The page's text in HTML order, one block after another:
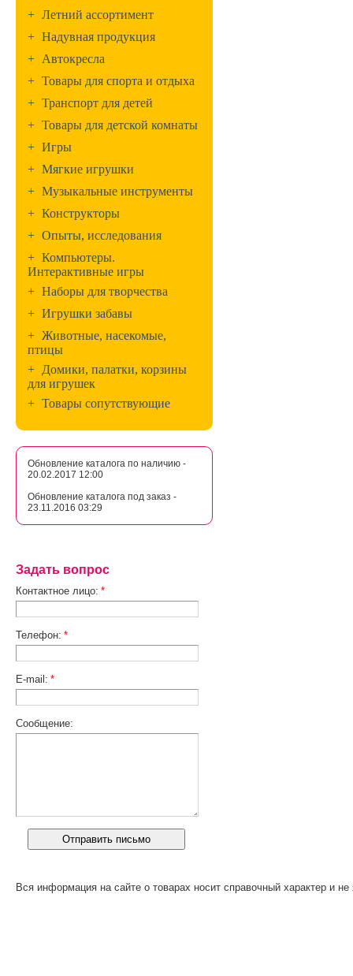
+ Летний ассортимент
+ Надувная продукция
+ Автокресла
+ Товары для спорта и отдыха
+ Транспорт для детей
+ Товары для детской комнаты
+ Игры
+ Мягкие игрушки
+ Музыкальные инструменты
+ Конструкторы
+ Опыты, исследования
+ Компьютеры.
Интерактивные игры
+ Наборы для творчества
+ Игрушки забавы
+ Животные, насекомые,
птицы
+ Домики, палатки, корзины
для игрушек
+ Товары сопутствующие
Обновление каталога по наличию -
20.02.2017 12:00
Обновление каталога под заказ -
23.11.2016 03:29
Задать вопрос
Контактное лицо: *
Телефон: *
E-mail: *
Сообщение:
Вся информация на сайте о товарах носит справочный характер и